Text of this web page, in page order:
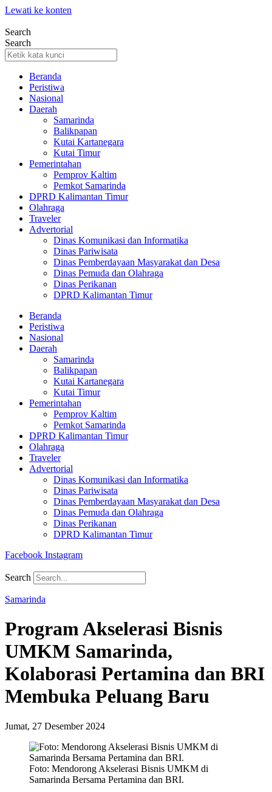
Lewati ke konten
Search
Search
Beranda
Peristiwa
Nasional
Daerah
Samarinda
Balikpapan
Kutai Kartanegara
Kutai Timur
Pemerintahan
Pemprov Kaltim
Pemkot Samarinda
DPRD Kalimantan Timur
Olahraga
Traveler
Advertorial
Dinas Komunikasi dan Informatika
Dinas Pariwisata
Dinas Pemberdayaan Masyarakat dan Desa
Dinas Pemuda dan Olahraga
Dinas Perikanan
DPRD Kalimantan Timur
Beranda
Peristiwa
Nasional
Daerah
Samarinda
Balikpapan
Kutai Kartanegara
Kutai Timur
Pemerintahan
Pemprov Kaltim
Pemkot Samarinda
DPRD Kalimantan Timur
Olahraga
Traveler
Advertorial
Dinas Komunikasi dan Informatika
Dinas Pariwisata
Dinas Pemberdayaan Masyarakat dan Desa
Dinas Pemuda dan Olahraga
Dinas Perikanan
DPRD Kalimantan Timur
Facebook Instagram
Search
Samarinda
Program Akselerasi Bisnis
UMKM Samarinda,
Kolaborasi Pertamina dan BRI
Membuka Peluang Baru
Jumat, 27 Desember 2024
Foto: Mendorong Akselerasi Bisnis UMKM di
Samarinda Bersama Pertamina dan BRI.